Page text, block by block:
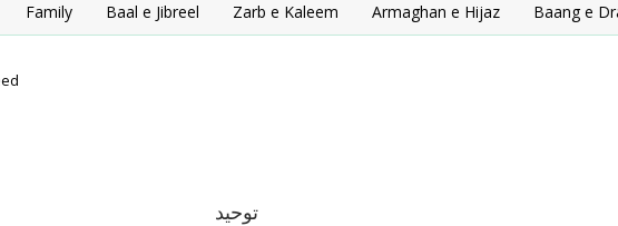
Family Baal e Jibreel Zarb e Kaleem Armaghan e Hijaz Baang e
توحيد